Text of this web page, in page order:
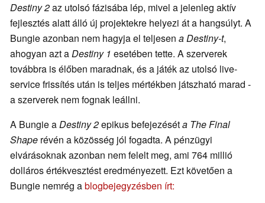
Destiny 2az utolsó fázisába lép, mivel a jelenleg aktív
fejlesztés alatt álló új projektekre helyezi át a hangsúlyt. A
Bungie azonban nem hagyja el teljesen a Destiny-t,
ahogyan azt aDestiny 1 esetében tette. A szerverek
továbbra is élőben maradnak, és a játék az utolsó live-
service frissítés után is teljes mértékben játszható marad -
a szerverek nem fognak leállni.
A Bungie aDestiny 2epikus befejezéséta The Final
Shape révén a közösség jól fogadta. A pénzügyi
elvárásoknak azonban nem felelt meg, ami 764 millió
dolláros értékvesztést eredményezett. Ezt követően a
Bungie nemrég ablogbejegyzésben írt: